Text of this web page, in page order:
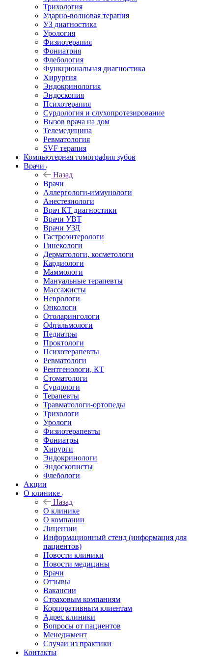
Трихология
Ударно-волновая терапия
УЗ диагностика
Урология
Физиотерапия
Фониатрия
Флебология
Функциональная диагностика
Хирургия
Эндокринология
Эндоскопия
Психотерапия
Сурдология и слухопротезирование
Вызов врача на дом
Телемедицина
Ревматология
SVF терапия
Компьютерная томография зубов
Врачи
Назад
Врачи
Аллергологи-иммунологи
Анестезиологи
Врач КТ диагностики
Врачи УВТ
Врачи УЗД
Гастроэнтерологи
Гинекологи
Дерматологи, косметологи
Кардиологи
Маммологи
Мануальные терапевты
Массажисты
Неврологи
Онкологи
Отоларингологи
Офтальмологи
Педиатры
Проктологи
Психотерапевты
Ревматологи
Рентгенологи, КТ
Стоматологи
Сурдологи
Терапевты
Травматологи-ортопеды
Трихологи
Урологи
Физиотерапевты
Фониатры
Хирурги
Эндокринологи
Эндоскописты
Флебологи
Акции
О клинике
Назад
О клинике
О компании
Лицензии
Информационный стенд (информация для
пациентов)
Новости клиники
Новости медицины
Врачи
Отзывы
Вакансии
Страховым компаниям
Корпоративным клиентам
Адрес клиники
Вопросы от пациентов
Менеджмент
Случаи из практики
Контакты